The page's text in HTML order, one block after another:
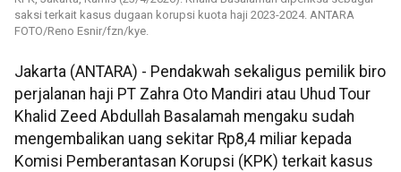
saksi terkait kasus dugaan korupsi kuota haji 2023-2024. ANTARA
FOTO/Reno Esnir/fzn/kye.
Jakarta (ANTARA) - Pendakwah sekaligus pemilik biro
perjalanan haji PT Zahra Oto Mandiri atau Uhud Tour
Khalid Zeed Abdullah Basalamah mengaku sudah
mengembalikan uang sekitar Rp8,4 miliar kepada
Komisi Pemberantasan Korupsi (KPK) terkait kasus